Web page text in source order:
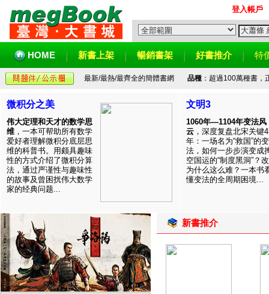
登入帳戶
HOME 新書上架 暢銷書架 好書推介 特
最新/最熱/最齊全的簡體書網 品種：超過100萬種書，
微积分之美
伟大定理和天才的数学思
维 ，一本可帮助所有数学
爱好者理解微积分底层思
维的科普书。用颇具趣味
性的方式介绍了微积分算
法，通过严谨性与趣味性
的故事及曾困扰伟大数学
家的经典问题...
文明3
1060年—1104年变法风
云 ，深度复盘北宋关键
年：一场名为“救国”的变
法，如何一步步演变成
空国运的“制度黑洞”？
为什么这么难？一本书
懂变法的全周期困境...
新書推介